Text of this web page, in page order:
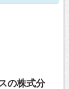
の株式分